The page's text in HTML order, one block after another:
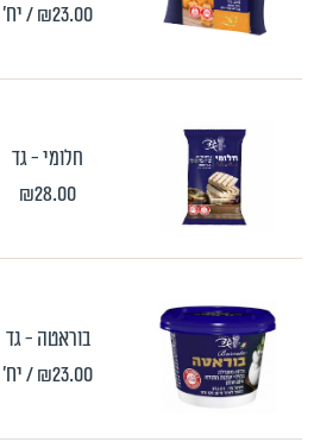
₪23.00/ יח'
חלומי - גד
₪28.00
בוראטה - גד
₪23.00/ יח'